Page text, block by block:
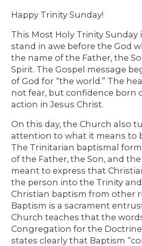
Happy Trinity Sunday!
This Most Holy Trinity Sunday
stand in awe before the God
the name of the Father, the
Spirit. The Gospel message
of God for “the world.” The
not fear, but confidence born
action in Jesus Christ.
On this day, the Church also
attention to what it means to
The Trinitarian baptismal
of the Father, the Son, and
meant to express that
the person into the Trinity
Christian baptism from other
Baptism is a sacrament
Church teaches that the
Congregation for the
states clearly that Baptism